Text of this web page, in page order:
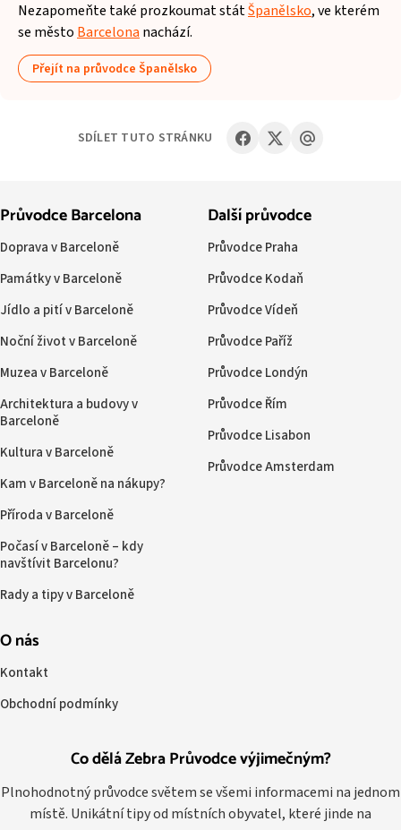
Nezapomeňte také prozkoumat státŠpanělsko, ve kterém
se město Barcelona nachází.
Přejít na průvodce Španělsko
SDÍLET TUTO STRÁNKU
Co dělá Zebra Průvodce výjimečným?
Plnohodnotný průvodce světem se všemi informacemi na jednom
místě. Unikátní tipy od místních obyvatel, které jinde na
Průvodce Barcelona
Doprava v Barceloně
Památky v Barceloně
Jídlo a pití v Barceloně
Noční život v Barceloně
Muzea v Barceloně
Architektura a budovy v
Barceloně
Kultura v Barceloně
Kam v Barceloně na nákupy?
Příroda v Barceloně
Počasí v Barceloně – kdy
navštívit Barcelonu?
Rady a tipy v Barceloně
Další průvodce
Průvodce Praha
Průvodce Kodaň
Průvodce Vídeň
Průvodce Paříž
Průvodce Londýn
Průvodce Řím
Průvodce Lisabon
Průvodce Amsterdam
O nás
Kontakt
Obchodní podmínky